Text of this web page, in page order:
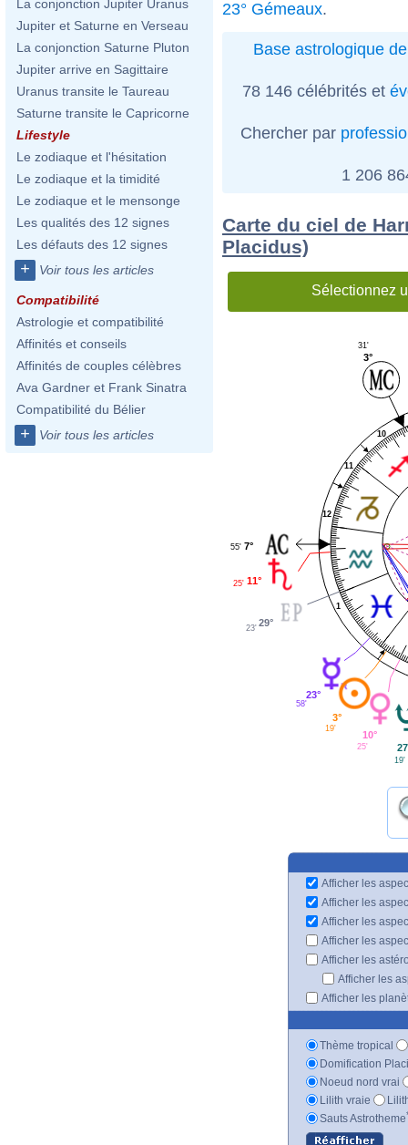
La conjonction Jupiter Uranus
Jupiter et Saturne en Verseau
La conjonction Saturne Pluton
Jupiter arrive en Sagittaire
Uranus transite le Taureau
Saturne transite le Capricorne
Lifestyle
Le zodiaque et l'hésitation
Le zodiaque et la timidité
Le zodiaque et le mensonge
Les qualités des 12 signes
Les défauts des 12 signes
+ Voir tous les articles
Compatibilité
Astrologie et compatibilité
Affinités et conseils
Affinités de couples célèbres
Ava Gardner et Frank Sinatra
Compatibilité du Bélier
+ Voir tous les articles
23° Gémeaux.
Base astrologique
78 146 célébrités et
Chercher par
1 206
Carte du ciel de
Placidus)
Sélectionnez
1
10
11
12
3°
31'
7°
55'
11°
25'
29°
23'
23°
58'
3°
19'
10°
25'
19'
Afficher les
Afficher les
Afficher les
Afficher les
Afficher les
Afficher les
Afficher les
Thème tropical
Domification
Noeud nord vrai
Lilith vraie
Sauts Astrotheme